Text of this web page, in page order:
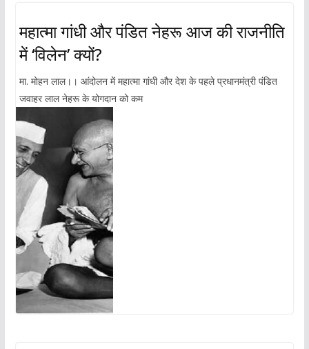
महात्मा गांधी और पंडित नेहरू आज की राजनीति
में ‘विलेन’ क्यों?
मा. मोहन लाल।। आंदोलन में महात्मा गांधी और देश के पहले प्रधानमंत्री पंडित
जवाहर लाल नेहरू के योगदान को कम